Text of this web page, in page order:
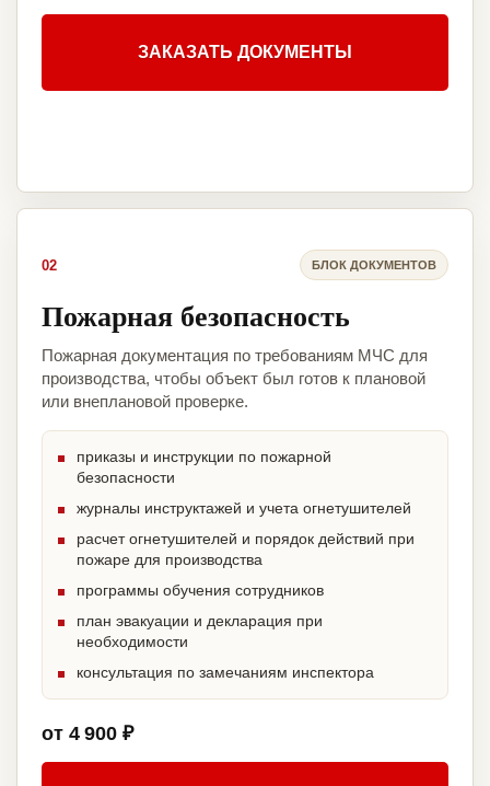
ЗАКАЗАТЬ ДОКУМЕНТЫ
02 БЛОК ДОКУМЕНТОВ
Пожарная безопасность
Пожарная документация по требованиям МЧС для
производства, чтобы объект был готов к плановой
или внеплановой проверке.
приказы и инструкции по пожарной
безопасности
журналы инструктажей и учета огнетушителей
расчет огнетушителей и порядок действий при
пожаре для производства
программы обучения сотрудников
план эвакуации и декларация при
необходимости
консультация по замечаниям инспектора
от 4 900 ₽